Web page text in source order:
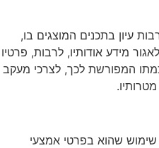
עיון בתכנים המוצגים בו,
מידע אודותיו, לרבות, פרטיו
המפורשת לכך, לצרכי מעקב
שימוש שהוא בפרטי אמצעי